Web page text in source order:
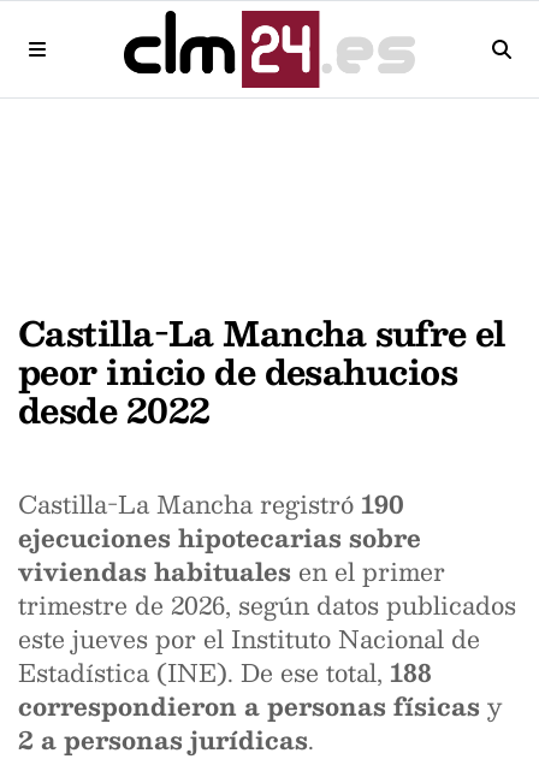
Castilla-La Mancha sufre el
peor inicio de desahucios
desde 2022
Castilla-La Mancha registró 190
ejecuciones hipotecarias sobre
viviendas habituales en el primer
trimestre de 2026, según datos publicados
este jueves por el Instituto Nacional de
Estadística (INE). De ese total, 188
correspondieron a personas físicas y
2 a personas jurídicas.